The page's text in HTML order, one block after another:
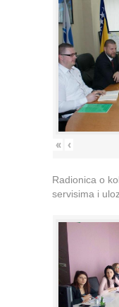
« ‹
Radionica o
servisima i